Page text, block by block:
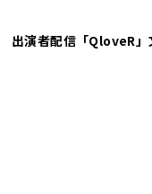
出演者配信「QloveR」